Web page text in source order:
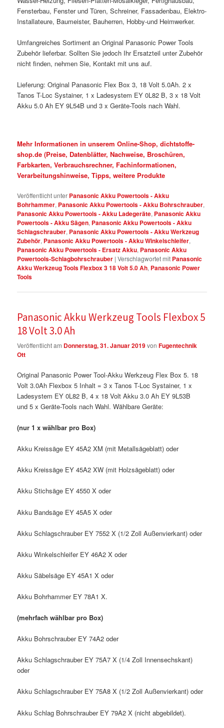
Fensterbau, Fenster und Türen, Schreiner, Fassadenbau, Elektro-
Installateure, Baumeister, Bauherren, Hobby-und Heimwerker.
Umfangreiches Sortiment an Original Panasonic Power Tools
Zubehör lieferbar. Sollten Sie jedoch Ihr Ersatzteil unter Zubehör
nicht finden, nehmen Sie, Kontakt mit uns auf.
Lieferung: Original Panasonic Flex Box 3, 18 Volt 5.0Ah. 2 x
Tanos T-Loc Systainer, 1 x Ladesystem EY 0L82 B, 3 x 18 Volt
Akku 5.0 Ah EY 9L54B und 3 x Geräte-Tools nach Wahl.
Mehr Informationen in unserem Online-Shop, dichtstoffe-
shop.de (Preise, Datenblätter, Nachweise, Broschüren,
Farbkarten, Verbrauchsrechner, Fachinformationen,
Verarbeitungshinweise, Tipps, weitere Produkte
Veröffentlicht unter Panasonic Akku Powertools - Akku
Bohrhammer, Panasonic Akku Powertools - Akku Bohrschrauber,
Panasonic Akku Powertools - Akku Ladegeräte, Panasonic Akku
Powertools - Akku Sägen, Panasonic Akku Powertools - Akku
Schlagschrauber, Panasonic Akku Powertools - Akku Werkzeug
Zubehör, Panasonic Akku Powertools - Akku Winkelschleifer,
Panasonic Akku Powertools - Ersatz Akku, Panasonic Akku
Powertools-Schlagbohrschrauber |Verschlagwortet mit Panasonic
Akku Werkzeug Tools Flexbox 3 18 Volt 5.0 Ah, Panasonic Power
Tools
Panasonic Akku Werkzeug Tools Flexbox 5
18 Volt 3.0 Ah
Veröffentlicht am Donnerstag, 31. Januar 2019vonFugentechnik
Ott
Original Panasonic Power Tool-Akku Werkzeug Flex Box 5. 18
Volt 3.0Ah Flexbox 5 Inhalt = 3 x Tanos T-Loc Systainer, 1 x
Ladesystem EY 0L82 B, 4 x 18 Volt Akku 3.0 Ah EY 9L53B
und 5 x Geräte-Tools nach Wahl. Wählbare Geräte:
(nur 1 x wählbar pro Box)
Akku Kreissäge EY 45A2 XM (mit Metallsägeblatt) oder
Akku Kreissäge EY 45A2 XW (mit Holzsägeblatt) oder
Akku Stichsäge EY 4550 X oder
Akku Bandsäge EY 45A5 X oder
Akku Schlagschrauber EY 7552 X (1/2 Zoll Außenvierkant) oder
Akku Winkelschleifer EY 46A2 X oder
Akku Säbelsäge EY 45A1 X oder
Akku Bohrhammer EY 78A1 X.
(mehrfach wählbar pro Box)
Akku Bohrschrauber EY 74A2 oder
Akku Schlagschrauber EY 75A7 X (1/4 Zoll Innensechskant)
oder
Akku Schlagschrauber EY 75A8 X (1/2 Zoll Außenvierkant) oder
Akku Schlag Bohrschrauber EY 79A2 X (nicht abgebildet).